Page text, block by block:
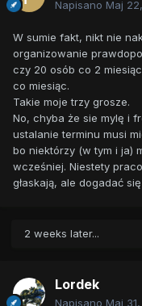
Napisano Maj
W sumie fakt, nikt nie
organizowanie
czy 20 osób co 2
co miesiąc.
Takie moje trzy grosze.
No, chyba że sie mylę i
ustalanie terminu musi
bo niektórzy (w tym i ja)
wcześniej. Niestety
głaskają, ale dogadać
2 weeks later...
Lordek
Napisano Maj